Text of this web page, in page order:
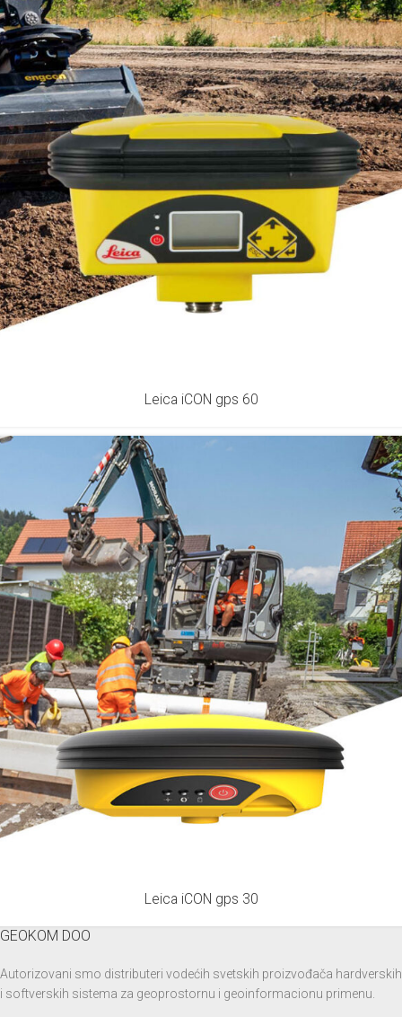
Leica iCON gps 60
Leica iCON gps 30
GEOKOM DOO
Autorizovani smo distributeri vodećih svetskih proizvođača hardverskih
i softverskih sistema za geoprostornu i geoinformacionu primenu.